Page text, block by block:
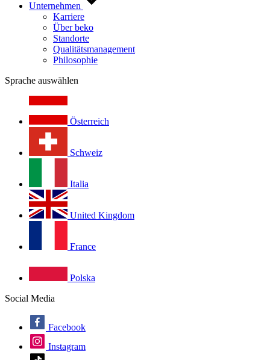
Unternehmen
Karriere
Über beko
Standorte
Qualitätsmanagement
Philosophie
Sprache auswählen
Österreich
Schweiz
Italia
United Kingdom
France
Polska
Social Media
Facebook
Instagram